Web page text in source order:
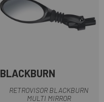
BLACKBURN
RETROVISOR BLACKBURN
MULTI MIRROR